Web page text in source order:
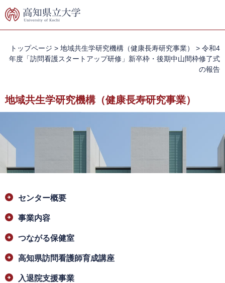
ー
ニ
本
文
トップページ > 地域共生学研究機構（健康長寿研究事業） > 令和4
年度「訪問看護スタートアップ研修」新卒枠・後期中山間枠修了式
の報告
地域共生学研究機構（健康長寿研究事業）
文
センター概要
事業内容
つながる保健室
高知県訪問看護師育成講座
入退院支援事業